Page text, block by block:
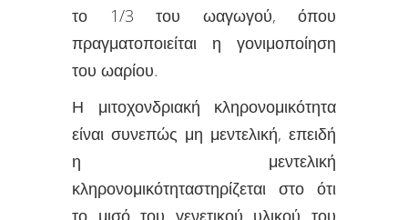
το 1/3 του ωαγωγού, όπου
πραγματοποιείται η γονιμοποίηση
του ωαρίου.
Η μιτοχονδριακή κληρονομικότητα
είναι συνεπώς μη μεντελική, επειδή
η μεντελική
κληρονομικότηταστηρίζεται στο ότι
το μισό του γενετικού υλικού του